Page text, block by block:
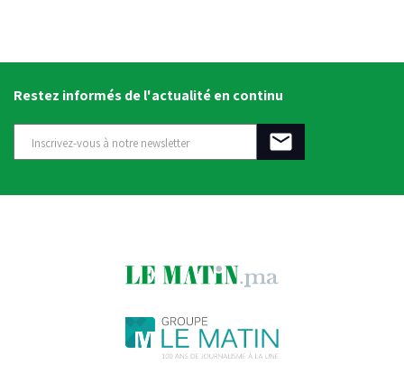
Restez informés de l'actualité en continu